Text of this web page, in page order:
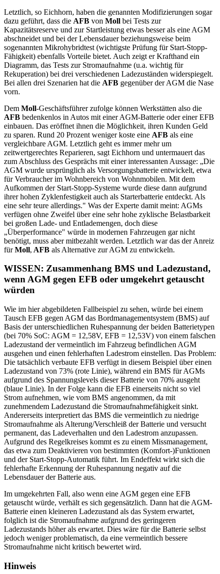
Letztlich, so Eichhorn, haben die genannten Modifizierungen sogar
dazu geführt, dass die AFB von Moll bei Tests zur
Kapazitätsreserve und zur Startleistung etwas besser als eine AGM
abschneidet und bei der Lebensdauer beziehungsweise beim
sogenannten Mikrohybridtest (wichtigste Prüfung für Start-Stopp-
Fähigkeit) ebenfalls Vorteile bietet. Auch zeigt er Krafthand ein
Diagramm, das Tests zur Stromaufnahme (u.a. wichtig für
Rekuperation) bei drei verschiedenen Ladezuständen widerspiegelt.
Bei allen drei Szenarien hat die AFB gegenüber der AGM die Nase
vorn.
Dem Moll-Geschäftsführer zufolge können Werkstätten also die
AFB bedenkenlos in Autos mit einer AGM-Batterie oder einer EFB
einbauen. Das eröffnet ihnen die Möglichkeit, ihren Kunden Geld
zu sparen. Rund 20 Prozent weniger koste eine AFB als eine
vergleichbare AGM. Letztlich geht es immer mehr um
zeitwertgerechtes Reparieren, sagt Eichhorn und untermauert das
zum Abschluss des Gesprächs mit einer interessanten Aussage: „Die
AGM wurde ursprünglich als Versorgungsbatterie entwickelt, etwa
für Verbraucher im Wohnbereich von Wohnmobilen. Mit dem
Aufkommen der Start-Stopp-Systeme wurde diese dann aufgrund
ihrer hohen Zyklenfestigkeit auch als Starterbatterie entdeckt. Als
eine sehr teure allerdings." Was der Experte damit meint: AGMs
verfügen ohne Zweifel über eine sehr hohe zyklische Belastbarkeit
bei großen Lade- und Entlademengen, doch diese
„Überperformance" würde in modernen Fahrzeugen gar nicht
benötigt, muss aber mitbezahlt werden. Letztlich war das der Anreiz
fürMoll, AFB als Alternative zur AGM zu entwickeln.
WISSEN: Zusammenhang BMS und Ladezustand,
wenn AGM gegen EFB oder umgekehrt getauscht
würden
Wie im hier abgebildeten Fallbeispiel zu sehen, würde bei einem
Tausch EFB gegen AGM das Bordmanagementsystem (BMS) auf
Basis der unterschiedlichen Ruhespannung der beiden Batterietypen
(bei 70% SoC: AGM = 12,58V, EFB = 12,53V) von einem falschen
Ladezustand der vermeintlich im Fahrzeug befindlichen AGM
ausgehen und einen fehlerhaften Ladestrom einstellen. Das Problem:
Die tatsächlich verbaute EFB verfügt in diesem Beispiel über einen
Ladezustand von 73% (rote Linie), während ein BMS für AGMs
aufgrund des Spannungslevels dieser Batterie von 70% ausgeht
(blaue Linie). In der Folge kann die EFB einerseits nicht so viel
Strom aufnehmen, wie vom BMS angenommen, da mit
zunehmendem Ladezustand die Stromaufnahmefähigkeit sinkt.
Andererseits interpretiert das BMS die vermeintlich zu niedrige
Stromaufnahme als Alterung/Verschleiß der Batterie und versucht
permanent, das Ladeverhalten und den Ladestrom anzupassen.
Aufgrund des Regelkreises kommt es zu einem Missmanagement,
das etwa zum Deaktivieren von bestimmten (Komfort-)Funktionen
und der Start-Stopp-Automatik führt. Im Endeffekt wirkt sich die
fehlerhafte Erkennung der Ruhespannung negativ auf die
Lebensdauer der Batterie aus.
Im umgekehrten Fall, also wenn eine AGM gegen eine EFB
getauscht würde, verhält es sich gegensätzlich. Dann hat die AGM-
Batterie einen kleineren Ladezustand als das System erwartet,
folglich ist die Stromaufnahme aufgrund des geringeren
Ladezustands höher als erwartet. Dies wäre für die Batterie selbst
jedoch weniger problematisch, da eine vermeintlich bessere
Stromaufnahme nicht kritisch bewertet wird.
Hinweis